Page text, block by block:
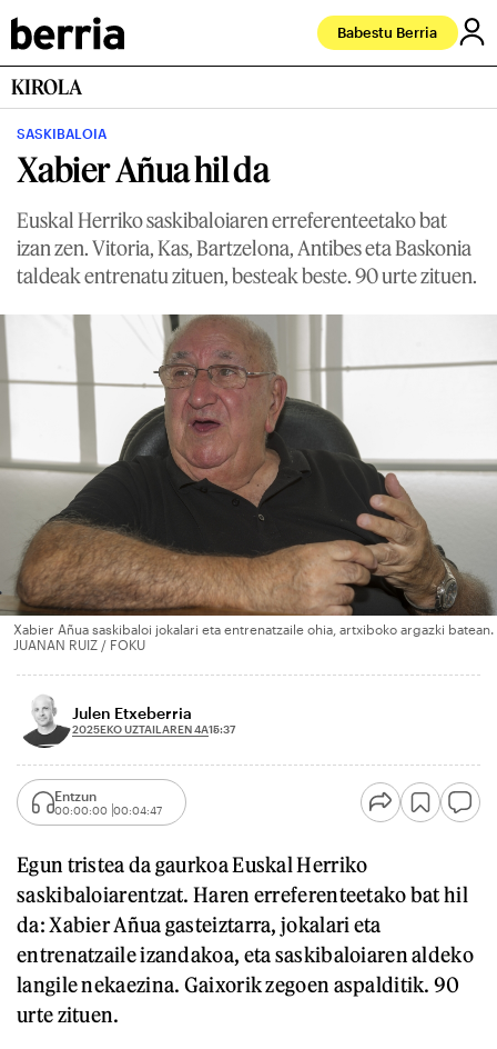
Babestu Berria
KIROLA
SASKIBALOIA
Xabier Añua hil da
Euskal Herriko saskibaloiaren erreferenteetako bat
izan zen. Vitoria, Kas, Bartzelona, Antibes eta Baskonia
taldeak entrenatu zituen, besteak beste. 90 urte zituen.
Xabier Añua saskibaloi jokalari eta entrenatzaile ohia, artxiboko argazki batean.
JUANAN RUIZ / FOKU
Julen Etxeberria
2025EKO UZTAILAREN 4A15:37
Entzun
00:00:00 00:04:47
Egun tristea da gaurkoa Euskal Herriko
saskibaloiarentzat. Haren erreferenteetako bat hil
da: Xabier Añua gasteiztarra, jokalari eta
entrenatzaile izandakoa, eta saskibaloiaren aldeko
langile nekaezina. Gaixorik zegoen aspalditik. 90
urte zituen.